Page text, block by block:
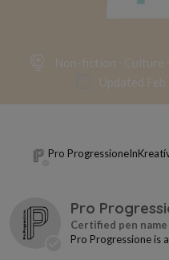
Non-fiction Culture
Updated
Pro ProgressioneIn
Pro
Pro Progressione is